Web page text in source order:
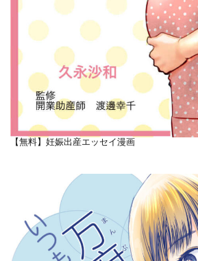
【無料】妊娠出産エッセイ漫画